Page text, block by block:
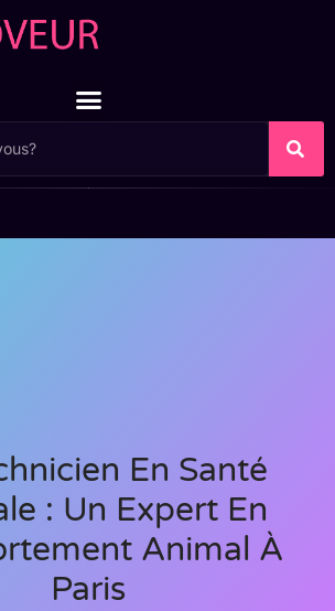
En Santé
: Un Expert En
Animal À
Paris